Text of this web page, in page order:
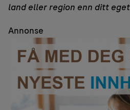
land eller region enn ditt
Annonse